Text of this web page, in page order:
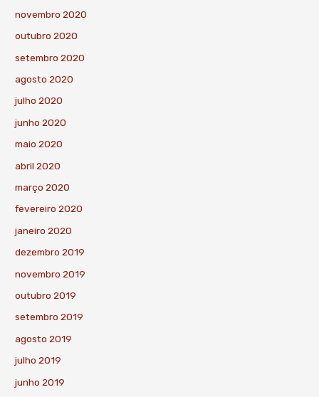
novembro 2020
outubro 2020
setembro 2020
agosto 2020
julho 2020
junho 2020
maio 2020
abril 2020
março 2020
fevereiro 2020
janeiro 2020
dezembro 2019
novembro 2019
outubro 2019
setembro 2019
agosto 2019
julho 2019
junho 2019